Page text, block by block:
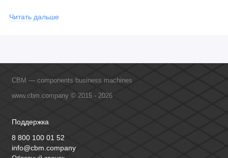
обучение сотрудников, что позволяет исключить ошибки даже
Читать дальше
CBM — components business machines
www.cbm.company © 2015 - 2026
Поддержка
8 800 100 01 52
info@cbm.company